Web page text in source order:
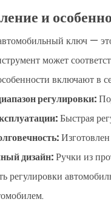
и
ключ —
может
включают в
регулировки:
Быстрая
дизайн:Ручки из
регулировки